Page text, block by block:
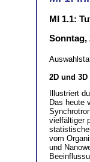
MI 1.1:
Sonntag,
2D und
Illustriert
Das heute
vielfältiger
vom
und